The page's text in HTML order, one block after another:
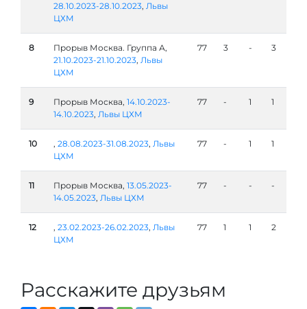
28.10.2023-28.10.2023, Львы
ЦХМ
8
Прорыв Москва. Группа А,
21.10.2023-21.10.2023, Львы
ЦХМ
77 3 - 3
9 Прорыв Москва, 14.10.2023-
14.10.2023, Львы ЦХМ
77 - 1 1
10 , 28.08.2023-31.08.2023, Львы
ЦХМ
77 - 1 1
11 Прорыв Москва, 13.05.2023-
14.05.2023, Львы ЦХМ
77 - - -
12 , 23.02.2023-26.02.2023, Львы
ЦХМ
77 1 1 2
Расскажите друзьям